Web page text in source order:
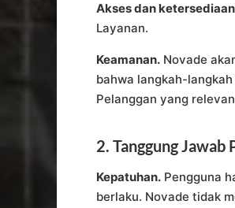
Akses dan
Layanan.
Keamanan. Novade
bahwa langkah-
Pelanggan yang
2. Tanggung Jawab
Kepatuhan. Pengguna
berlaku. Novade tidak